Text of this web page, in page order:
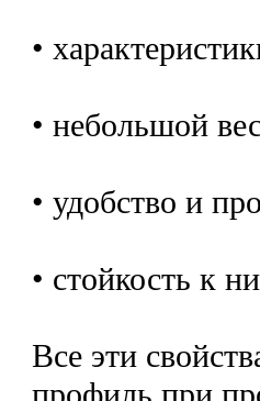
•
• небольшой
• удобство и
• стойкость к
Все эти